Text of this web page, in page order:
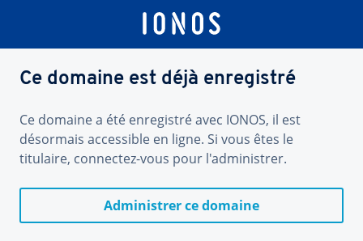
Ce domaine est déjà enregistré
Ce domaine a été enregistré avec IONOS, il est
désormais accessible en ligne. Si vous êtes le
titulaire, connectez-vous pour l'administrer.
Administrer ce domaine